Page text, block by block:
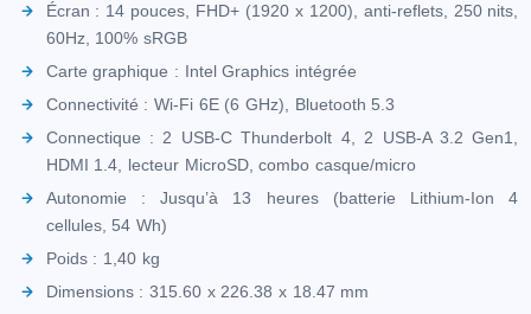
Écran : 14 pouces, FHD+ (1920 x 1200), anti-reflets, 250 nits,
60Hz, 100% sRGB
Carte graphique : Intel Graphics intégrée
Connectivité : Wi-Fi 6E (6 GHz), Bluetooth 5.3
Connectique : 2 USB-C Thunderbolt 4, 2 USB-A 3.2 Gen1,
HDMI 1.4, lecteur MicroSD, combo casque/micro
Autonomie : Jusqu’à 13 heures (batterie Lithium-Ion 4
cellules, 54 Wh)
Poids : 1,40 kg
Dimensions : 315.60 x 226.38 x 18.47 mm